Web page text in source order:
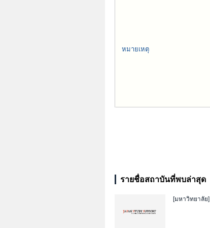
หมายเหตุ
รายชื่อสถาบันที่พบล่าสุด
[มหาวิทยาลัย]